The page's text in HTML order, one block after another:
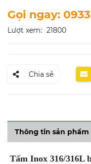
Gọi ngay:
Lượt xem: 21800
Chia sẻ
Thông tin sản phẩm
Tấm Inox 316/316L